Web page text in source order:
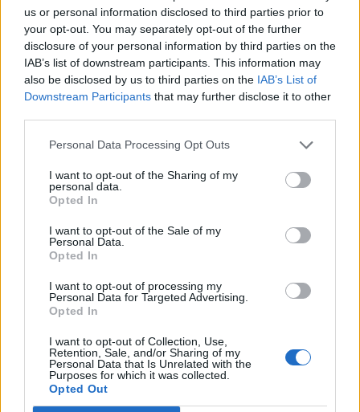
us or personal information disclosed to third parties prior to
your opt-out. You may separately opt-out of the further
disclosure of your personal information by third parties on the
IAB’s list of downstream participants. This information may
also be disclosed by us to third parties on the IAB’s List of
Downstream Participants that may further disclose it to other
Personal Data Processing Opt Outs
I want to opt-out of the Sharing of my
personal data.
Opted In
I want to opt-out of the Sale of my
Personal Data.
Opted In
I want to opt-out of processing my
Personal Data for Targeted Advertising.
Opted In
I want to opt-out of Collection, Use,
Retention, Sale, and/or Sharing of my
Personal Data that Is Unrelated with the
Purposes for which it was collected.
Opted Out
Νίκος Καλογερόπουλος: Πέθανε σε ηλικία 74 ετών
Κώστας Τσουρός: «Στη Σκιάθο όλα μπορείς να τα
δεις!» – Η φωτογραφία από την παραλία που
ενθουσίασε